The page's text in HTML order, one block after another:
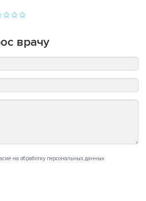
врачу
на обработку персональных данных